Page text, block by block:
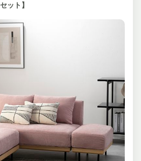
ット】